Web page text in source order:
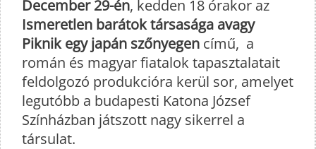
December 29-én, kedden 18 órakor az
Ismeretlen barátok társasága avagy
Piknik egy japán szőnyegen című, a
román és magyar fiatalok tapasztalatait
feldolgozó produkcióra kerül sor, amelyet
legutóbb a budapesti Katona József
Színházban játszott nagy sikerrel a
társulat.